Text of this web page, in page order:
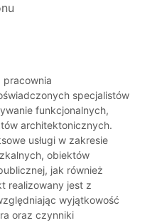
specjalistów
funkcjonalnych,
architektonicznych.
usługi w zakresie
obiektów
jak również
realizowany jest z
wyjątkowość
oraz czynniki